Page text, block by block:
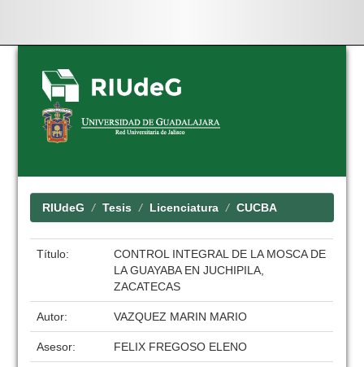
Skip
navigation
RIUdeG Tesis Licenciatura CUCBA
Título:
CONTROL INTEGRAL DE LA MOSCA DE
LA GUAYABA EN JUCHIPILA,
ZACATECAS
Autor: VAZQUEZ MARIN MARIO
Asesor: FELIX FREGOSO ELENO